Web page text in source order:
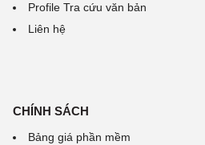
Profile Tra cứu văn bản
Liên hệ
CHÍNH SÁCH
Bảng giá phần mềm